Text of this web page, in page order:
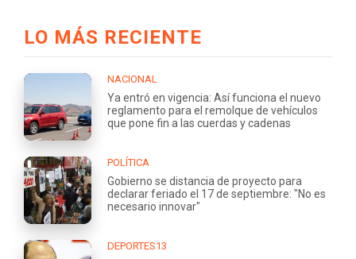
LO MÁS RECIENTE
NACIONAL
Ya entró en vigencia: Así funciona el nuevo
reglamento para el remolque de vehículos
que pone fin a las cuerdas y cadenas
POLÍTICA
Gobierno se distancia de proyecto para
declarar feriado el 17 de septiembre: "No es
necesario innovar"
DEPORTES13